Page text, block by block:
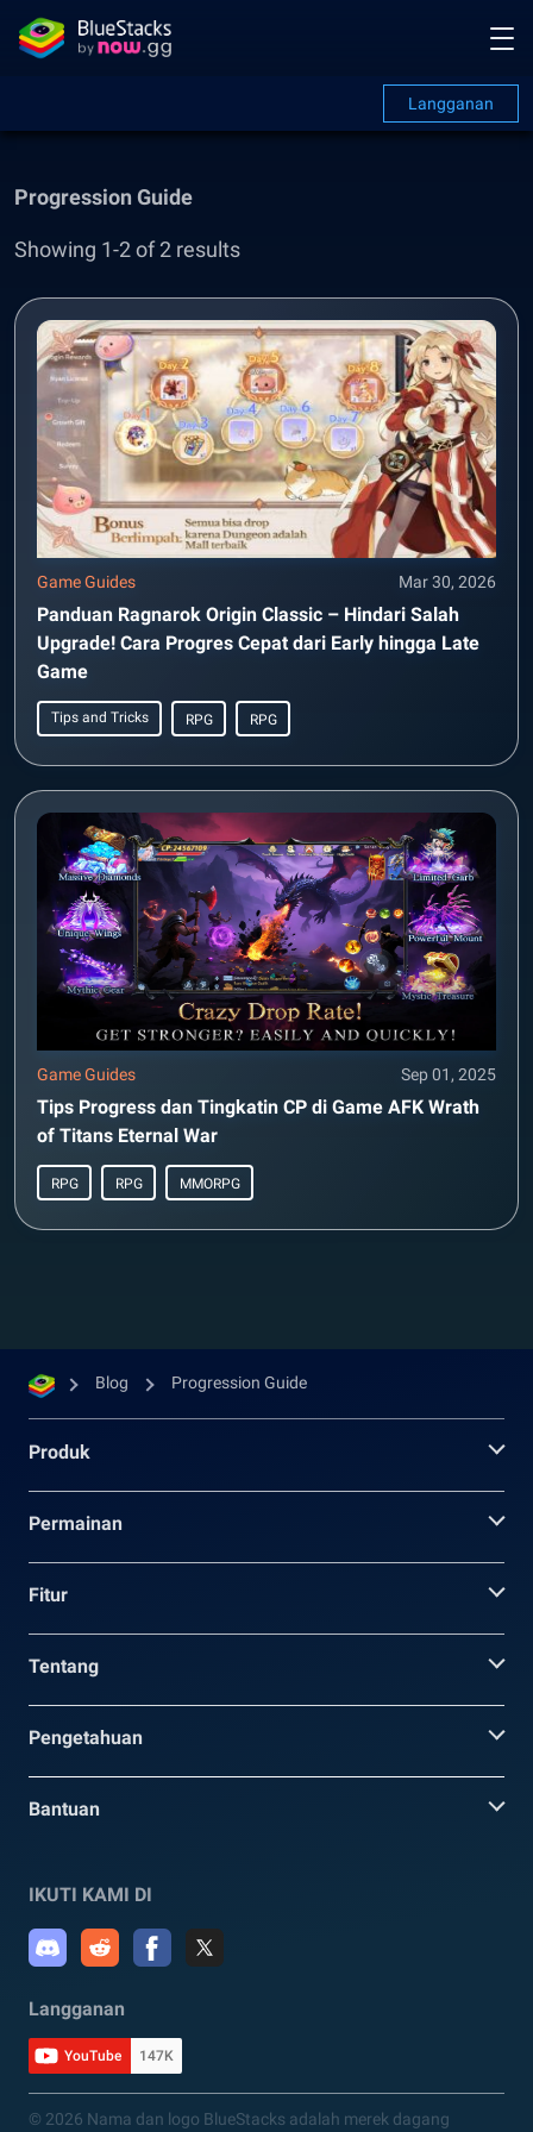
Langganan
Progression Guide
Showing 1-2 of 2 results
Game Guides Mar 30, 2026
Panduan Ragnarok Origin Classic – Hindari Salah
Upgrade! Cara Progres Cepat dari Early hingga Late
Game
Tips and Tricks RPG RPG
Game Guides Sep 01, 2025
Tips Progress dan Tingkatin CP di Game AFK Wrath
of Titans Eternal War
RPG RPG MMORPG
Blog Progression Guide
Produk
Permainan
Fitur
Tentang
Pengetahuan
Bantuan
IKUTI KAMI DI
Langganan
YouTube 147K
© 2026 Nama dan logo BlueStacks adalah merek dagang